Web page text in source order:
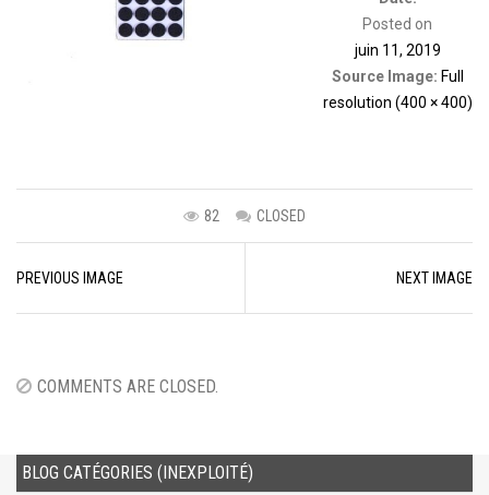
Posted on
juin 11, 2019
Source Image: Full
resolution (400 × 400)
82 CLOSED
navigation
PREVIOUS IMAGE NEXT IMAGE
COMMENTS ARE CLOSED.
BLOG CATÉGORIES (INEXPLOITÉ)